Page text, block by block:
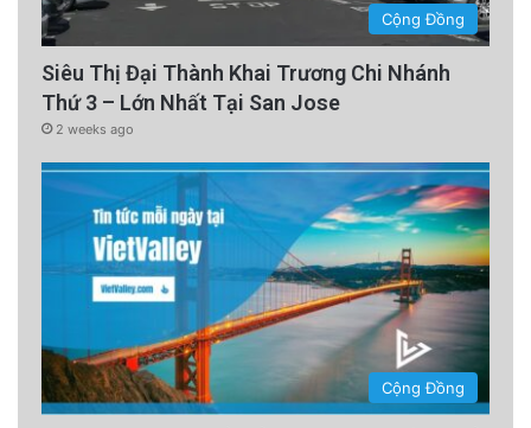
Cộng Đồng
Siêu Thị Đại Thành Khai Trương Chi Nhánh
Thứ 3 – Lớn Nhất Tại San Jose
2 weeks ago
Cộng Đồng